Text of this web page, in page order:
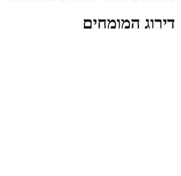
דירוג המומחים